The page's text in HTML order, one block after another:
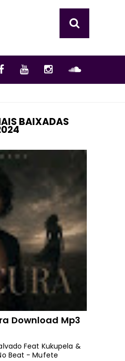
BAIXADAS
Download Mp3
Feat Kukupela &
Beat - Mufete